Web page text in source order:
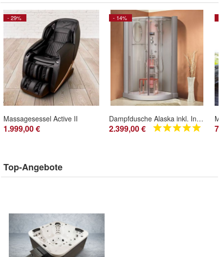
- 29%
Massagesessel Active II
1.999,00 €
- 14%
Dampfdusche Alaska inkl. Infrarotsauna 90x90cm
2.399,00 €
Top-Angebote